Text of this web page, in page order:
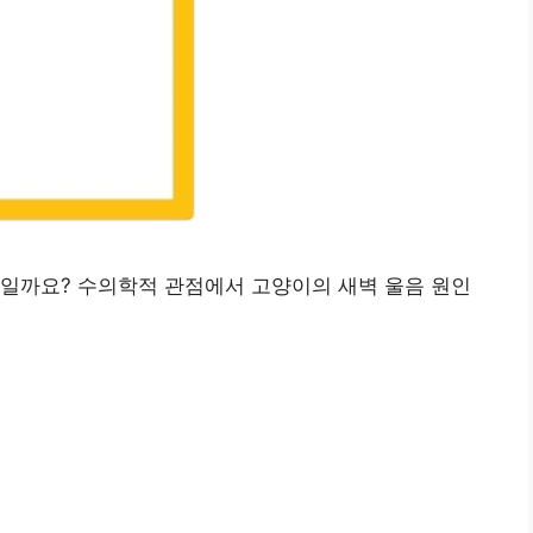
까요? 수의학적 관점에서 고양이의 새벽 울음 원인